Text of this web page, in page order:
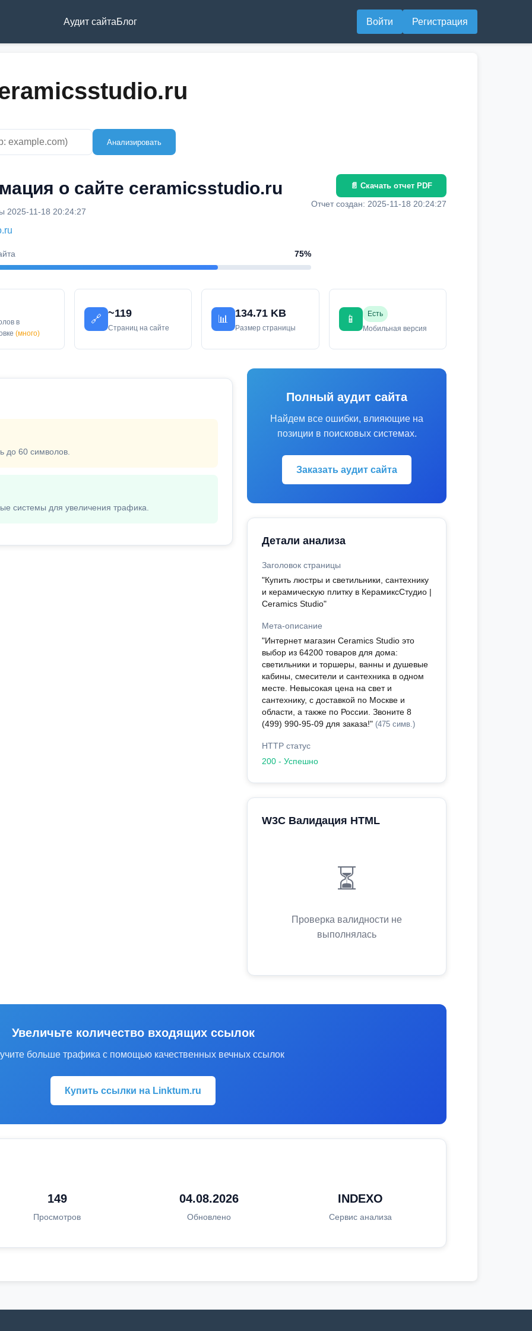
Аудит сайтаБлог Войти Регистрация
Анализировать
о сайте ceramicsstudio.ru
2025-11-18 20:24:27
75%
📄 Скачать отчет PDF
Отчет создан: 2025-11-18 20:24:27
в
(много)
🔗
~119
Страниц на сайте
📊
134.71 KB
Размер страницы
📱
Есть
Мобильная версия
до 60 символов.
системы для увеличения трафика.
Полный аудит сайта
Найдем все ошибки, влияющие на
позиции в поисковых системах.
Заказать аудит сайта
Детали анализа
Заголовок страницы
"Купить люстры и светильники, сантехнику
и керамическую плитку в КерамиксСтудио |
Ceramics Studio"
Мета-описание
"Интернет магазин Ceramics Studio это
выбор из 64200 товаров для дома:
светильники и торшеры, ванны и душевые
кабины, смесители и сантехника в одном
месте. Невысокая цена на свет и
сантехнику, с доставкой по Москве и
области, а также по России. Звоните 8
(499) 990-95-09 для заказа!" (475 симв.)
HTTP статус
200 - Успешно
W3C Валидация HTML
⏳
Проверка валидности не
выполнялась
Увеличьте количество входящих ссылок
больше трафика с помощью качественных вечных ссылок
Купить ссылки на Linktum.ru
149
Просмотров
04.08.2026
Обновлено
INDEXO
Сервис анализа